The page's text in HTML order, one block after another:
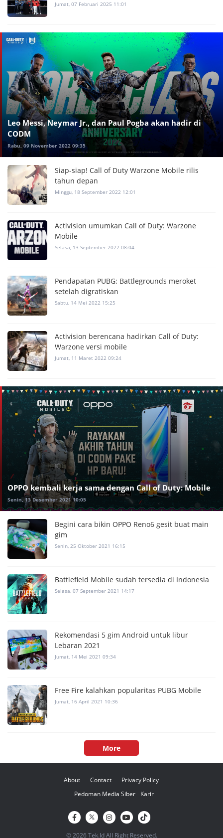
Jumat, 07 Februari 2025 11:01
Leo Messi, Neymar Jr., dan Paul Pogba akan hadir di
CODM
Rabu, 09 November 2022 09:35
Siap-siap! Call of Duty Warzone Mobile rilis
tahun depan
Minggu, 18 September 2022 12:01
Activision umumkan Call of Duty: Warzone
Mobile
Selasa, 13 September 2022 08:04
Pendapatan PUBG: Battlegrounds meroket
setelah digratiskan
Sabtu, 14 Mei 2022 15:25
Activision berencana hadirkan Call of Duty:
Warzone versi mobile
Jumat, 11 Maret 2022 09:24
OPPO kembali kerja sama dengan Call of Duty: Mobile
Senin, 13 Desember 2021 10:05
Begini cara bikin OPPO Reno6 gesit buat main
gim
Senin, 25 Oktober 2021 16:15
Battlefield Mobile sudah tersedia di Indonesia
Selasa, 07 September 2021 14:17
Rekomendasi 5 gim Android untuk libur
Lebaran 2021
Jumat, 14 Mei 2021 09:34
Free Fire kalahkan popularitas PUBG Mobile
Jumat, 16 April 2021 10:36
More
About Contact
Privacy Policy
Pedoman Media Siber
Karir
© 2026 Tek.Id All Right Reserved.